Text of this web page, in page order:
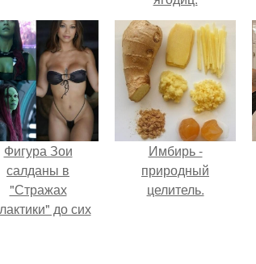
Фигура Зои
салданы в
"Стражах
до сих
Имбирь -
природный
целитель.